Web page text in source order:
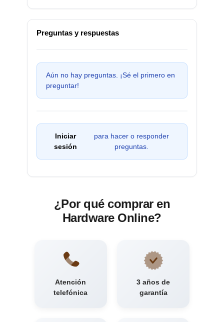
Preguntas y respuestas
Aún no hay preguntas. ¡Sé el primero en
preguntar!
Iniciar
sesión
para hacer o responder
preguntas.
¿Por qué comprar en
Hardware Online?
Atención
telefónica
3 años de
garantía